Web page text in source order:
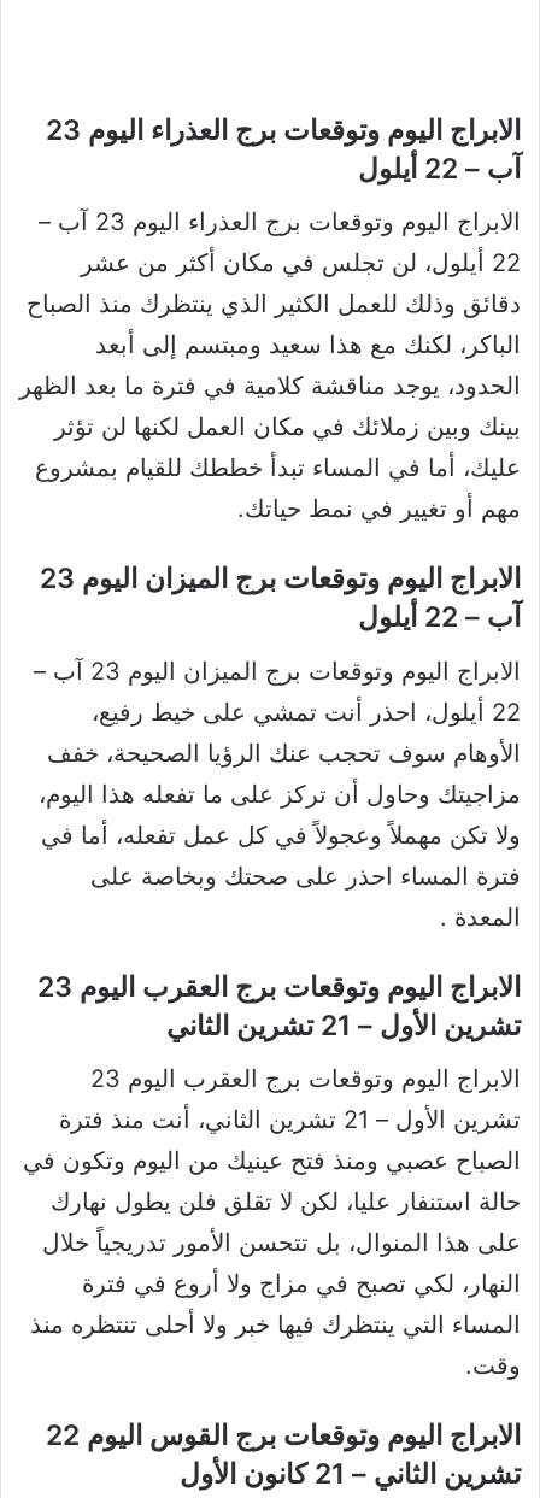
الابراج اليوم وتوقعات برج العذراء اليوم 23
آب – 22 أيلول
الابراج اليوم وتوقعات برج العذراء اليوم 23 آب –
22 أيلول، لن تجلس في مكان أكثر من عشر
دقائق وذلك للعمل الكثير الذي ينتظرك منذ الصباح
الباكر، لكنك مع هذا سعيد ومبتسم إلى أبعد
الحدود، يوجد مناقشة كلامية في فترة ما بعد الظهر
بينك وبين زملائك في مكان العمل لكنها لن تؤثر
عليك، أما في المساء تبدأ خططك للقيام بمشروع
مهم أو تغيير في نمط حياتك.
الابراج اليوم وتوقعات برج الميزان اليوم 23
آب – 22 أيلول
الابراج اليوم وتوقعات برج الميزان اليوم 23 آب –
22 أيلول، احذر أنت تمشي على خيط رفيع،
الأوهام سوف تحجب عنك الرؤيا الصحيحة، خفف
مزاجيتك وحاول أن تركز على ما تفعله هذا اليوم،
ولا تكن مهملاً وعجولاً في كل عمل تفعله، أما في
فترة المساء احذر على صحتك وبخاصة على
المعدة .
الابراج اليوم وتوقعات برج العقرب اليوم 23
تشرين الأول – 21 تشرين الثاني
الابراج اليوم وتوقعات برج العقرب اليوم 23
تشرين الأول – 21 تشرين الثاني، أنت منذ فترة
الصباح عصبي ومنذ فتح عينيك من اليوم وتكون في
حالة استنفار عليا، لكن لا تقلق فلن يطول نهارك
على هذا المنوال، بل تتحسن الأمور تدريجياً خلال
النهار، لكي تصبح في مزاج ولا أروع في فترة
المساء التي ينتظرك فيها خبر ولا أحلى تنتظره منذ
وقت.
الابراج اليوم وتوقعات برج القوس اليوم 22
تشرين الثاني – 21 كانون الأول